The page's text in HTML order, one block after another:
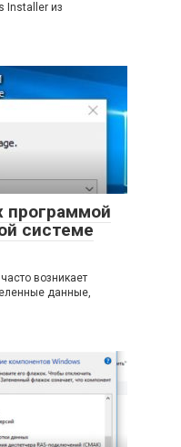
Installer из
системе
возникает
данные,